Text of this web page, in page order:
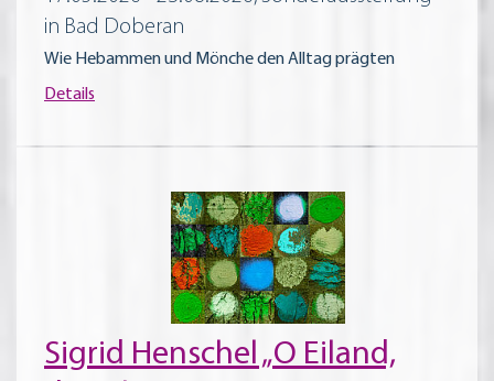
in Bad Doberan
Wie Hebammen und Mönche den Alltag prägten
Details
Sigrid Henschel „O Eiland,